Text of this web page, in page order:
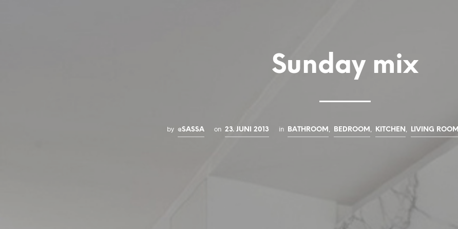
Sunday mix
by @SASSA on 23. JUNI 2013 in BATHROOM , BEDROOM , KITCHEN , LIVING ROOM